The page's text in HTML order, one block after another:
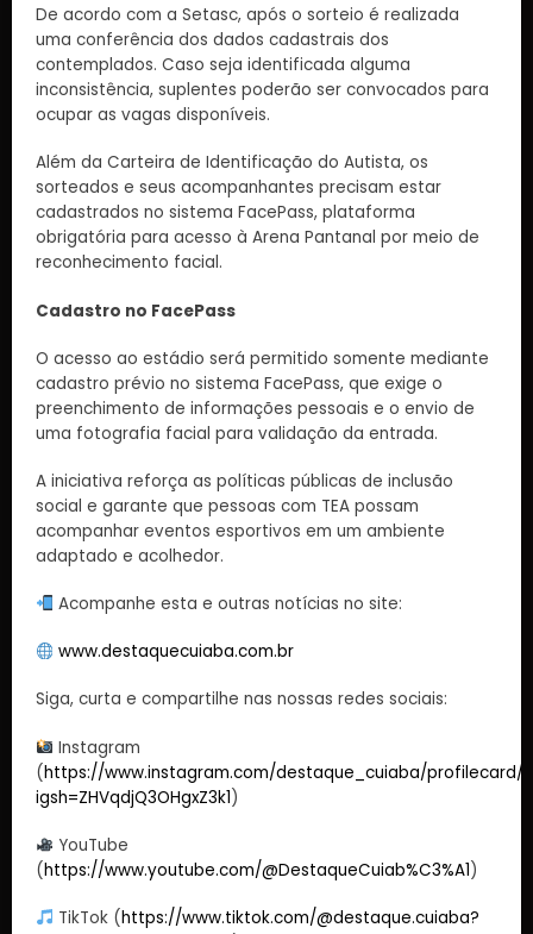
De acordo com a Setasc, após o sorteio é realizada
uma conferência dos dados cadastrais dos
contemplados. Caso seja identificada alguma
inconsistência, suplentes poderão ser convocados para
ocupar as vagas disponíveis.
Além da Carteira de Identificação do Autista, os
sorteados e seus acompanhantes precisam estar
cadastrados no sistema FacePass, plataforma
obrigatória para acesso à Arena Pantanal por meio de
reconhecimento facial.
Cadastro no FacePass
O acesso ao estádio será permitido somente mediante
cadastro prévio no sistema FacePass, que exige o
preenchimento de informações pessoais e o envio de
uma fotografia facial para validação da entrada.
A iniciativa reforça as políticas públicas de inclusão
social e garante que pessoas com TEA possam
acompanhar eventos esportivos em um ambiente
adaptado e acolhedor.
Acompanhe esta e outras notícias no site:
www.destaquecuiaba.com.br
Siga, curta e compartilhe nas nossas redes sociais:
Instagram
(https://www.instagram.com/destaque_cuiaba/profilecard/?
igsh=ZHVqdjQ3OHgxZ3k1)
YouTube
(https://www.youtube.com/@DestaqueCuiab%C3%A1)
TikTok (https://www.tiktok.com/@destaque.cuiaba?